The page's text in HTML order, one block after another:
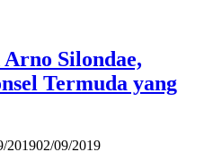
Silondae,
Termuda yang
201902/09/2019by